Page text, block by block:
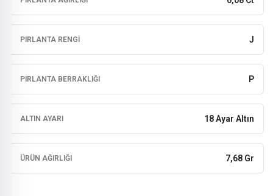
PIRLANTA RENGI J
PIRLANTA BERRAKLIĞI P
ALTIN AYARI 18 Ayar Altın
ÜRÜN AĞIRLIĞI 7,68 Gr